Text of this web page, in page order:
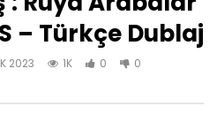
– Türkçe Dublaj
2023 1K 0 0